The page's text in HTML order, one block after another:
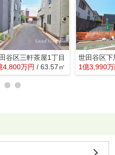
谷区三軒茶屋1丁目
4,800万円 / 63.57㎡
世田谷区下
1億3,990万